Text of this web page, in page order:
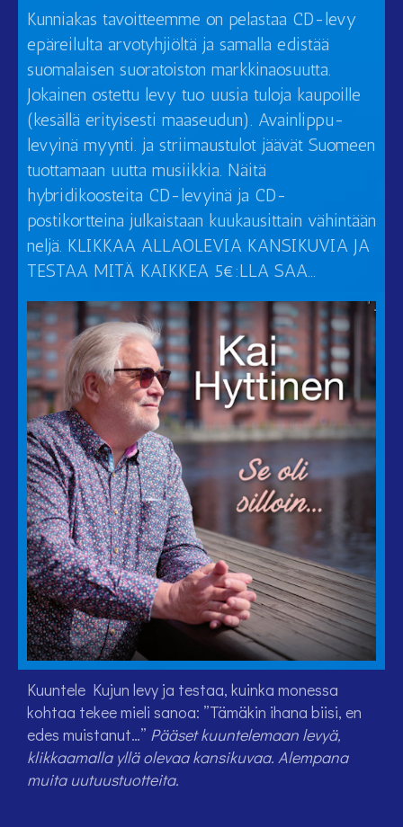
Kunniakas tavoitteemme on pelastaa CD-levy
epäreilulta arvotyhjiöltä ja samalla edistää
suomalaisen suoratoiston markkinaosuutta.
Jokainen ostettu levy tuo uusia tuloja kaupoille
(kesällä erityisesti maaseudun). Avainlippu-
levyinä myynti. ja striimaustulot jäävät Suomeen
tuottamaan uutta musiikkia. Näitä
hybridikoosteita CD-levyinä ja CD-
postikortteina julkaistaan kuukausittain vähintään
neljä. KLIKKAA ALLAOLEVIA KANSIKUVIA JA
TESTAA MITÄ KAIKKEA 5€:LLA SAA…
Kuuntele Kujun levy ja testaa, kuinka monessa
kohtaa tekee mieli sanoa: ”Tämäkin ihana biisi, en
edes muistanut…” Pääset kuuntelemaan levyä,
klikkaamalla yllä olevaa kansikuvaa. Alempana
muita uutuustuotteita.